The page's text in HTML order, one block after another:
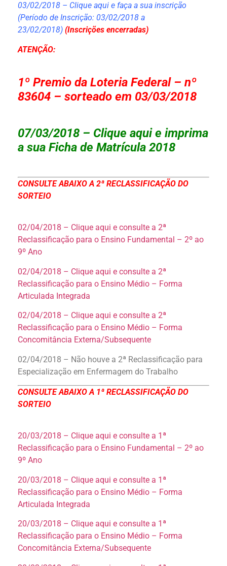
03/02/2018 – Clique aqui e faça a sua inscrição
(Período de Inscrição: 03/02/2018 a
23/02/2018) (Inscrições encerradas)
ATENÇÃO:
1º Premio da Loteria Federal – nº
83604 – sorteado em 03/03/2018
07/03/2018 – Clique aqui e imprima
a sua Ficha de Matrícula 2018
CONSULTE ABAIXO A 2ª RECLASSIFICAÇÃO DO
SORTEIO
02/04/2018 – Clique aqui e consulte a 2ª
Reclassificação para o Ensino Fundamental – 2º ao
9º Ano
02/04/2018 – Clique aqui e consulte a 2ª
Reclassificação para o Ensino Médio – Forma
Articulada Integrada
02/04/2018 – Clique aqui e consulte a 2ª
Reclassificação para o Ensino Médio – Forma
Concomitância Externa/Subsequente
02/04/2018 – Não houve a 2ª Reclassificação para
Especialização em Enfermagem do Trabalho
CONSULTE ABAIXO A 1ª RECLASSIFICAÇÃO DO
SORTEIO
20/03/2018 – Clique aqui e consulte a 1ª
Reclassificação para o Ensino Fundamental – 2º ao
9º Ano
20/03/2018 – Clique aqui e consulte a 1ª
Reclassificação para o Ensino Médio – Forma
Articulada Integrada
20/03/2018 – Clique aqui e consulte a 1ª
Reclassificação para o Ensino Médio – Forma
Concomitância Externa/Subsequente